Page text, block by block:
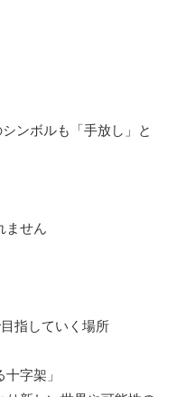
ンボルも「手放し」と
ません
指していく場所
字架」